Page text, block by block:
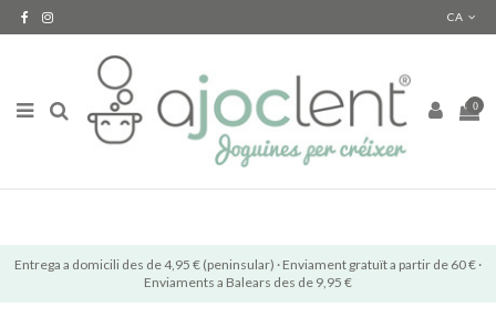
CA
0
Entrega a domicili des de 4,95 € (peninsular) · Enviament gratuït a partir de 60 € ·
Enviaments a Balears des de 9,95 €